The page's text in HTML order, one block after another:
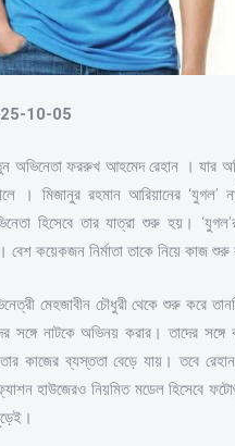
10-05
অভিনেতা ফররুখ আহমেদ রেহান । যার
। মিজানুর রহমান আরিয়ানের ‘যুগল’
হিসেবে তার যাত্রা শুরু হয়।
বেশ কয়েকজন নির্মাতা তাকে নিয়ে কাজ
মেহজাবীন চৌধুরী থেকে শুরু করে
সঙ্গে নাটকে অভিনয় করার। তাদের
কাজের ব্যস্ততা বেড়ে যায়। তবে রেহান
হাউজেরও নিয়মিত মডেল হিসেবে